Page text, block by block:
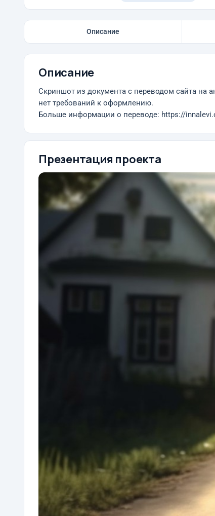
Описание
Описание
Скриншот из документа с переводом сайта на
нет требований к оформлению.
Больше информации о переводе: https://
Презентация проекта